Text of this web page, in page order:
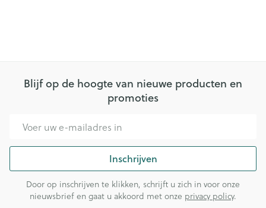
Blijf op de hoogte van nieuwe producten en
promoties
Inschrijven
Door op inschrijven te klikken, schrijft u zich in voor onze
nieuwsbrief en gaat u akkoord met onze privacy policy.